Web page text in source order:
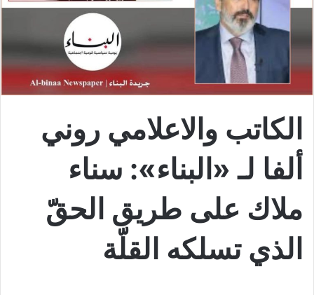
الكاتب والاعلامي روني
ألفا لـ «البناء»: سناء
ملاك على طريق الحقّ
الذي تسلكه القلّة